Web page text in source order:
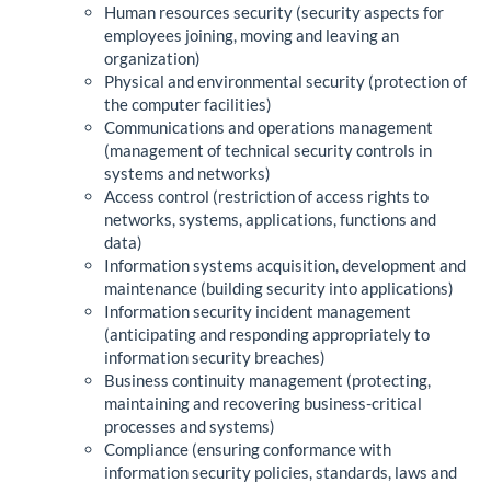
Human resources security (security aspects for
employees joining, moving and leaving an
organization)
Physical and environmental security (protection of
the computer facilities)
Communications and operations management
(management of technical security controls in
systems and networks)
Access control (restriction of access rights to
networks, systems, applications, functions and
data)
Information systems acquisition, development and
maintenance (building security into applications)
Information security incident management
(anticipating and responding appropriately to
information security breaches)
Business continuity management (protecting,
maintaining and recovering business-critical
processes and systems)
Compliance (ensuring conformance with
information security policies, standards, laws and